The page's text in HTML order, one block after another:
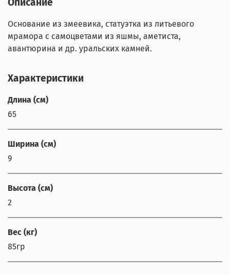
Основание из змеевика, статуэтка из литьевого
мрамора с самоцветами из яшмы, аметиста,
авантюрина и др. уральских камней.
Характеристики
Длина (см)
65
Ширина (см)
9
Высота (см)
2
Вес (кг)
85гр